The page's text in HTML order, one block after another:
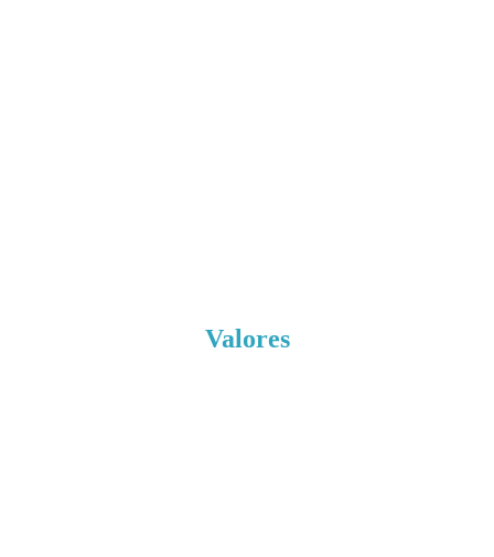
Valores